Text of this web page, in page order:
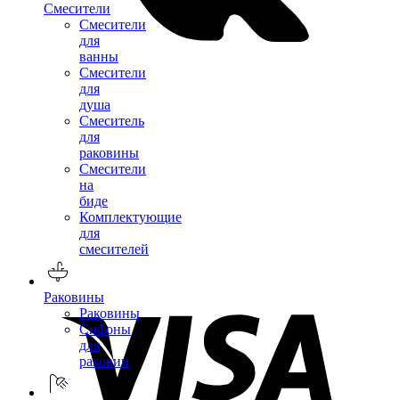
Смесители
Смесители
для
ванны
Смесители
для
душа
Смеситель
для
раковины
Смесители
на
биде
Комплектующие
для
смесителей
Раковины
Раковины
Сифоны
для
раковин